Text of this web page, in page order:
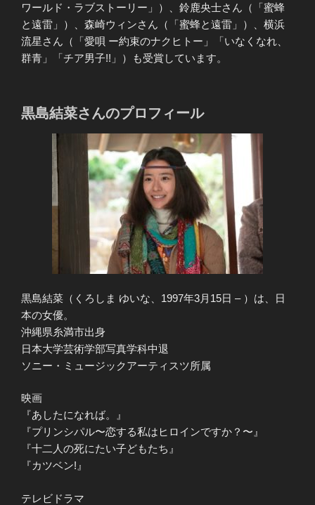
ワールド・ラブストーリー」）、鈴鹿央士さん（「蜜蜂
と遠雷」）、森崎ウィンさん（「蜜蜂と遠雷」）、横浜
流星さん（「愛唄 ー約束のナクヒトー」「いなくなれ、
群青」「チア男子!!」）も受賞しています。
黒島結菜さんのプロフィール
黒島結菜（くろしま ゆいな、1997年3月15日 – ）は、日
本の女優。
沖縄県糸満市出身
日本大学芸術学部写真学科中退
ソニー・ミュージックアーティスツ所属
映画
『あしたになれば。』
『プリンシパル〜恋する私はヒロインですか？〜』
『十二人の死にたい子どもたち』
『カツベン!』
テレビドラマ